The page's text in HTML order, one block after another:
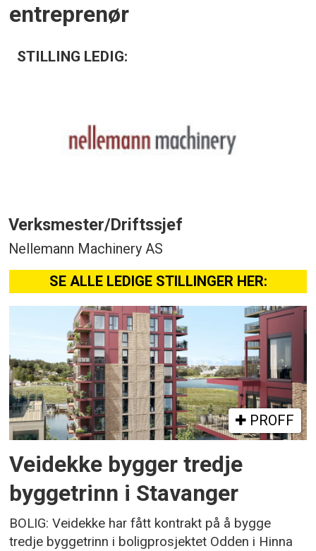
entreprenør
STILLING LEDIG:
Verksmester/Driftssjef
Nellemann Machinery AS
SE ALLE LEDIGE STILLINGER HER:
PROFF
Veidekke bygger tredje
byggetrinn i Stavanger
BOLIG: Veidekke har fått kontrakt på å bygge
tredje byggetrinn i boligprosjektet Odden i Hinna